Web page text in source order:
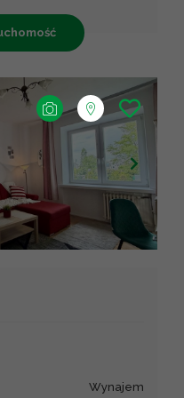
Leaflet OpenStreetMap contributors ©CARTO
wynajem